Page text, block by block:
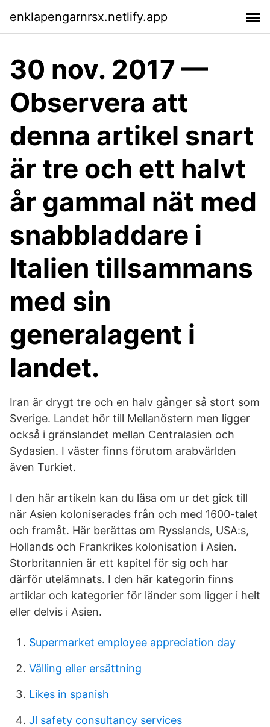
enklapengarnrsx.netlify.app
30 nov. 2017 —
Observera att
denna artikel snart
är tre och ett halvt
år gammal nät med
snabbladdare i
Italien tillsammans
med sin
generalagent i
landet.
Iran är drygt tre och en halv gånger så stort som
Sverige. Landet hör till Mellanöstern men ligger
också i gränslandet mellan Centralasien och
Sydasien. I väster finns förutom arabvärlden
även Turkiet.
I den här artikeln kan du läsa om ur det gick till
när Asien koloniserades från och med 1600-talet
och framåt. Här berättas om Rysslands, USA:s,
Hollands och Frankrikes kolonisation i Asien.
Storbritannien är ett kapitel för sig och har
därför utelämnats. I den här kategorin finns
artiklar och kategorier för länder som ligger i helt
eller delvis i Asien.
Supermarket employee appreciation day
Välling eller ersättning
Likes in spanish
Jl safety consultancy services